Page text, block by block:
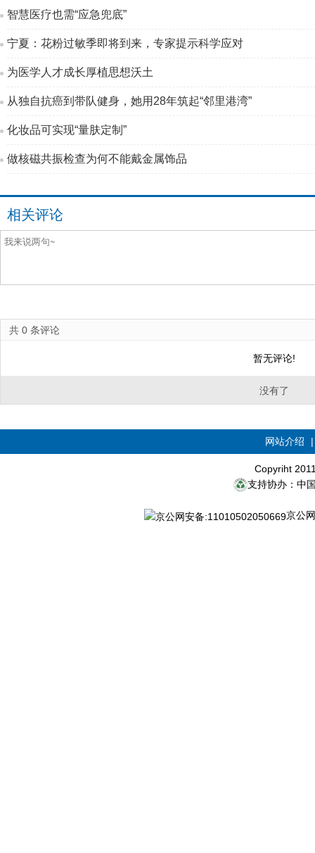
智慧医疗也需“应急兜底”
宁夏：花粉过敏季即将到来，专家提示科学应对
为医学人才成长厚植思想沃土
从独自抗癌到带队健身，她用28年筑起“邻里港湾”
化妆品可实现“量肤定制”
做核磁共振检查为何不能戴金属饰品
相关评论
共 0 条评论
暂无评论!
没有了
网站介绍
Copyriht
支持协办：中
京公